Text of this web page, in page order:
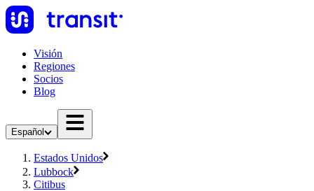
Visión
Regiones
Socios
Blog
Español
Estados Unidos
Lubbock
Citibus